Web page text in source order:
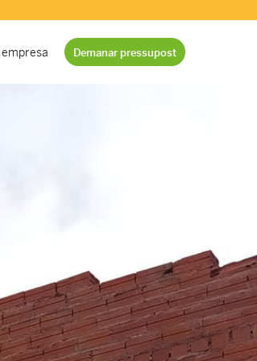
empresa Demanar pressupost